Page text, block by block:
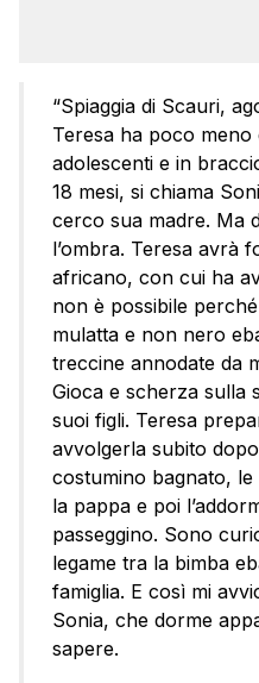
“Spiaggia di Scauri,
Teresa ha poco meno
adolescenti e in
18 mesi, si chiama
cerco sua madre. Ma
l’ombra. Teresa avrà
africano, con cui ha
non è possibile
mulatta e non nero
treccine annodate da
Gioca e scherza sulla
suoi figli. Teresa
avvolgerla subito
costumino bagnato,
la pappa e poi
passeggino. Sono
legame tra la bimba
famiglia. E così mi
Sonia, che dorme
sapere.